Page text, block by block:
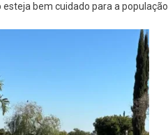
bem cuidado para a população.